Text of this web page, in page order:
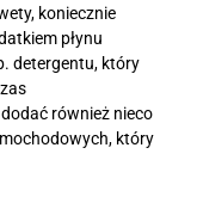
koniecznie
płynu
detergentu, który
również nieco
który